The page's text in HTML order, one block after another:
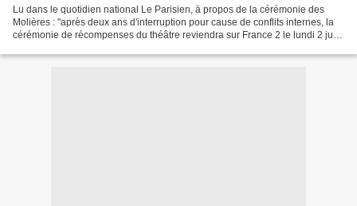
Lu dans le quotidien national Le Parisien, à propos de la cérémonie des
Molières : "après deux ans d'interruption pour cause de conflits internes, la
cérémonie de récompenses du théâtre reviendra sur France 2 le lundi 2 juin,